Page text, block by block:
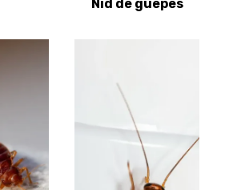
Nid de guêpes